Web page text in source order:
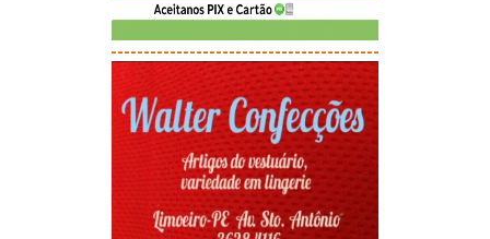
-----------------------------------------